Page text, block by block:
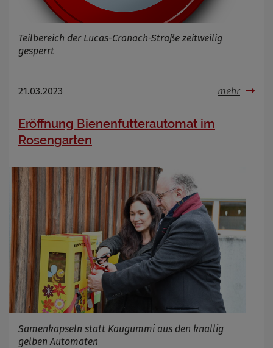
Teilbereich der Lucas-Cranach-Straße zeitweilig
gesperrt
21.03.2023 mehr
Eröffnung Bienenfutterautomat im
Rosengarten
Samenkapseln statt Kaugummi aus den knallig
gelben Automaten